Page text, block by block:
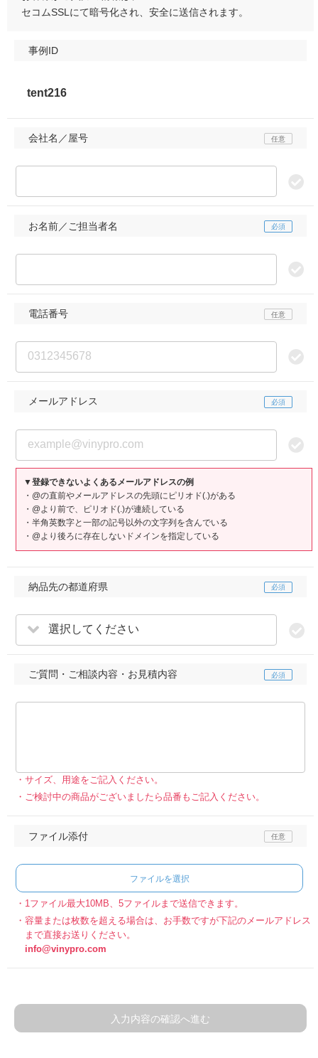
セコムSSLにて暗号化され、安全に送信されます。
事例ID
会社名／屋号
お名前／ご担当者名
電話番号
メールアドレス
▼登録できないよくあるメールアドレスの例
・@の直前やメールアドレスの先頭にピリオド(.)がある
・@より前で、ピリオド(.)が連続している
・半角英数字と一部の記号以外の文字列を含んでいる
・@より後ろに存在しないドメインを指定している
納品先の都道府県
選択してください
ご質問・ご相談内容・お見積内容
サイズ、用途をご記入ください。
ご検討中の商品がございましたら品番もご記入ください。
ファイル添付
ファイルを選択
1ファイル最大10MB、5ファイルまで送信できます。
容量または枚数を超える場合は、お手数ですが下記のメールアドレス
まで直接お送りください。
info@vinypro.com
入力内容の確認へ進む